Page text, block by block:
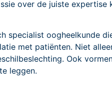
over de juiste
specialist oogheelkunde
met patiënten. Niet
Ook
leggen.